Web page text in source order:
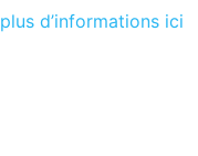
plus d’informations ici